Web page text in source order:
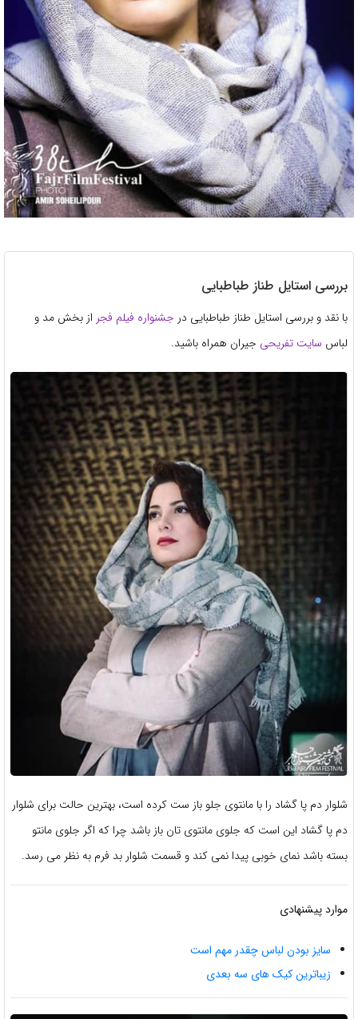
بررسی استایل طناز طباطبایی
با نقد و بررسی استایل طناز طباطبایی در جشنواره فیلم فجر از بخش مد و
لباس سایت تفریحی جیران همراه باشید.
شلوار دم پا گشاد را با مانتوی جلو باز ست کرده است، بهترین حالت برای شلوار
دم پا گشاد این است که جلوی مانتوی تان باز باشد چرا که اگر جلوی مانتو
بسته باشد نمای خوبی پیدا نمی کند و قسمت شلوار بد فرم به نظر می رسد.
موارد پیشنهادی
سایز بودن لباس چقدر مهم است
زیباترین کیک های سه بعدی